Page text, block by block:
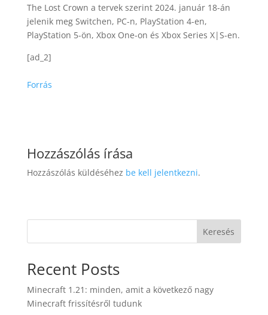
The Lost Crown a tervek szerint 2024. január 18-án
jelenik meg Switchen, PC-n, PlayStation 4-en,
PlayStation 5-ön, Xbox One-on és Xbox Series X|S-en.
[ad_2]
Forrás
Hozzászólás írása
Hozzászólás küldéséhez be kell jelentkezni.
Keresés
Recent Posts
Minecraft 1.21: minden, amit a következő nagy
Minecraft frissítésről tudunk